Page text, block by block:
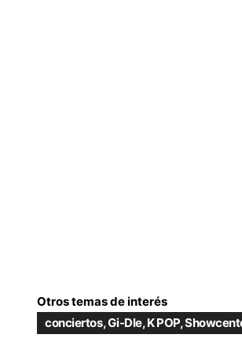
Otros temas de interés
conciertos,Gi-Dle,K POP,